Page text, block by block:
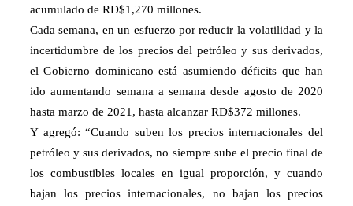
acumulado de RD$1,270 millones.
Cada semana, en un esfuerzo por reducir la volatilidad y la
incertidumbre de los precios del petróleo y sus derivados,
el Gobierno dominicano está asumiendo déficits que han
ido aumentando semana a semana desde agosto de 2020
hasta marzo de 2021, hasta alcanzar RD$372 millones.
Y agregó: “Cuando suben los precios internacionales del
petróleo y sus derivados, no siempre sube el precio final de
los combustibles locales en igual proporción, y cuando
bajan los precios internacionales, no bajan los precios